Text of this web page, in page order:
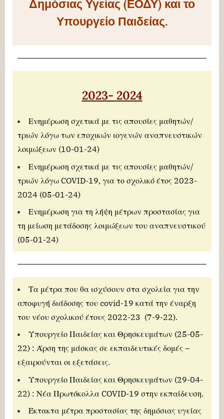
Δημόσιας Υγείας (ΕΟΔΥ) και το
Υπουργείο Παιδείας.
2023- 2024
Ενημέρωση σχετικά με τις απουσίες μαθητών/
τριών λόγω των εποχικών ιογενών αναπνευστικών
λοιμώξεων (10-01-24)
Ενημέρωση σχετικά με τις απουσίες μαθητών/
τριών λόγω COVID-19, για το σχολικό έτος 2023-
2024 (05-01-24)
Ενημέρωση για τη λήψη μέτρων προστασίας για
τη μείωση μετάδοσης λοιμώξεων του αναπνευστικού
(05-01-24)
Τα μέτρα που θα ισχύσουν στα σχολεία για την
αποφυγή διάδοσης του covid-19 κατά την έναρξη
του νέου σχολικού έτους 2022-23 (7-9-22).
Υπουργείο Παιδείας και Θρησκευμάτων (25-05-
22) : Άρση της μάσκας σε εκπαιδευτικές δομές –
εξαιρούνται οι εξετάσεις.
Υπουργείο Παιδείας και Θρησκευμάτων (29-04-
22) : Νέα Πρωτόκολλα COVID-19 στην εκπαίδευση.
Έκτακτα μέτρα προστασίας της δημόσιας υγείας